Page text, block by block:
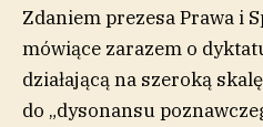
Zdaniem prezesa Prawa i
mówiące zarazem o
działającą na szeroką
do „dysonansu